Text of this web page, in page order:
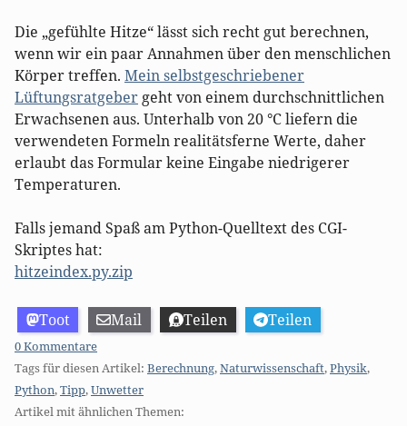
Die „gefühlte Hitze“ lässt sich recht gut berechnen,
wenn wir ein paar Annahmen über den menschlichen
Körper treffen. Mein selbstgeschriebener
Lüftungsratgeber geht von einem durchschnittlichen
Erwachsenen aus. Unterhalb von 20 °C liefern die
verwendeten Formeln realitätsferne Werte, daher
erlaubt das Formular keine Eingabe niedrigerer
Temperaturen.
Falls jemand Spaß am Python-Quelltext des CGI-
Skriptes hat:
hitzeindex.py.zip
Toot Mail Teilen Teilen
0 Kommentare
Tags für diesen Artikel: Berechnung,Naturwissenschaft,Physik,
Python,Tipp,Unwetter
Artikel mit ähnlichen Themen: